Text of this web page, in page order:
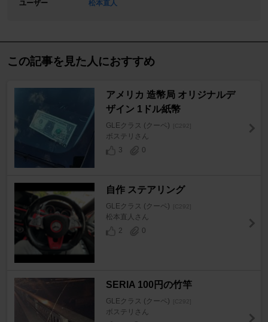
ユーザー
松本直人
この記事を見た人におすすめ
アメリカ 造幣局 オリジナルデ
ザイン 1ドル紙幣
GLEクラス (クーペ) [C292]
ボステリさん
3
0
自作 ステアリング
GLEクラス (クーペ) [C292]
松本直人さん
2
0
SERIA 100円の竹竿
GLEクラス (クーペ) [C292]
ボステリさん